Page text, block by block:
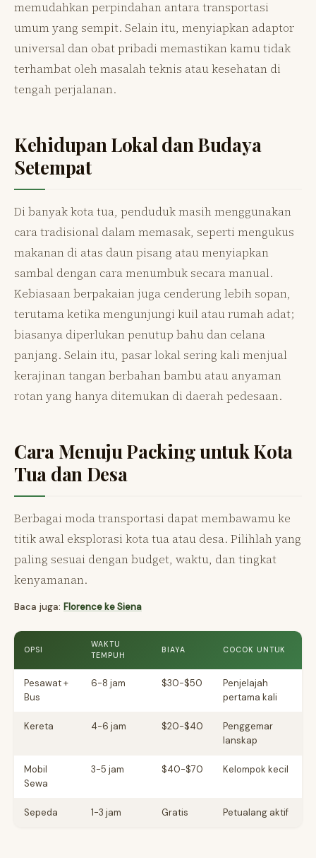
memudahkan perpindahan antara transportasi
umum yang sempit. Selain itu, menyiapkan adaptor
universal dan obat pribadi memastikan kamu tidak
terhambat oleh masalah teknis atau kesehatan di
tengah perjalanan.
Kehidupan Lokal dan Budaya
Setempat
Di banyak kota tua, penduduk masih menggunakan
cara tradisional dalam memasak, seperti mengukus
makanan di atas daun pisang atau menyiapkan
sambal dengan cara menumbuk secara manual.
Kebiasaan berpakaian juga cenderung lebih sopan,
terutama ketika mengunjungi kuil atau rumah adat;
biasanya diperlukan penutup bahu dan celana
panjang. Selain itu, pasar lokal sering kali menjual
kerajinan tangan berbahan bambu atau anyaman
rotan yang hanya ditemukan di daerah pedesaan.
Cara Menuju Packing untuk Kota
Tua dan Desa
Berbagai moda transportasi dapat membawamu ke
titik awal eksplorasi kota tua atau desa. Pilihlah yang
paling sesuai dengan budget, waktu, dan tingkat
kenyamanan.
Baca juga: Florence ke Siena
OPSI
WAKTU
TEMPUH
BIAYA COCOK UNTUK
Pesawat +
Bus
6-8 jam $30-$50
Penjelajah
pertama kali
Kereta 4-6 jam $20-$40
Penggemar
lanskap
Mobil
Sewa
3-5 jam $40-$70 Kelompok kecil
Sepeda 1-3 jam Gratis Petualang aktif